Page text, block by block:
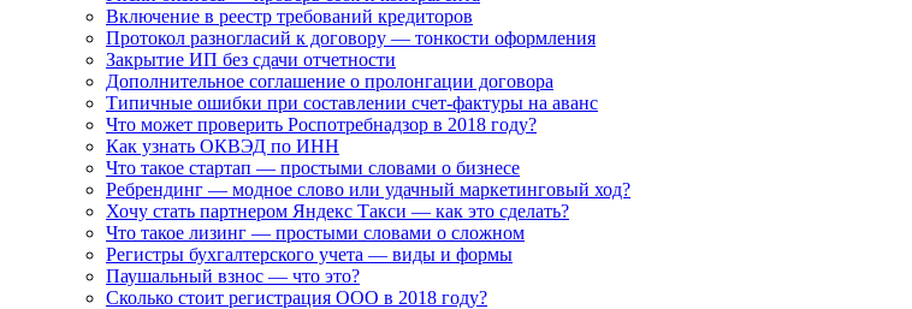
Включение в реестр требований кредиторов
Протокол разногласий к договору — тонкости оформления
Закрытие ИП без сдачи отчетности
Дополнительное соглашение о пролонгации договора
Типичные ошибки при составлении счет-фактуры на аванс
Что может проверить Роспотребнадзор в 2018 году?
Как узнать ОКВЭД по ИНН
Что такое стартап — простыми словами о бизнесе
Ребрендинг — модное слово или удачный маркетинговый ход?
Хочу стать партнером Яндекс Такси — как это сделать?
Что такое лизинг — простыми словами о сложном
Регистры бухгалтерского учета — виды и формы
Паушальный взнос — что это?
Сколько стоит регистрация ООО в 2018 году?